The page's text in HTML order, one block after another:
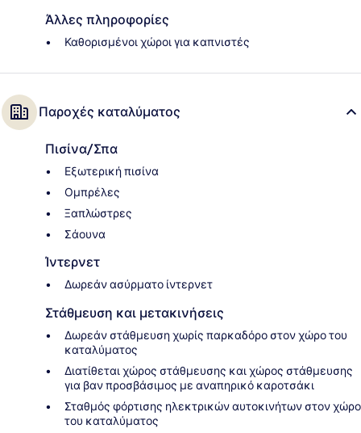
Άλλες πληροφορίες
Καθορισμένοι χώροι για καπνιστές
Παροχές καταλύματος
Πισίνα/Σπα
Εξωτερική πισίνα
Ομπρέλες
Ξαπλώστρες
Σάουνα
Ίντερνετ
Δωρεάν ασύρματο ίντερνετ
Στάθμευση και μετακινήσεις
Δωρεάν στάθμευση χωρίς παρκαδόρο στον χώρο του
καταλύματος
Διατίθεται χώρος στάθμευσης και χώρος στάθμευσης
για βαν προσβάσιμος με αναπηρικό καροτσάκι
Σταθμός φόρτισης ηλεκτρικών αυτοκινήτων στον χώρο
του καταλύματος